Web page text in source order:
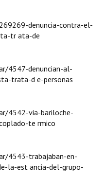
denuncia-contra-el-
tr ata-de
4547-denuncian-al-
trata-d e-personas
4542-via-bariloche-
te rmico
4543-trabajaban-en-
la-est ancia-del-grupo-